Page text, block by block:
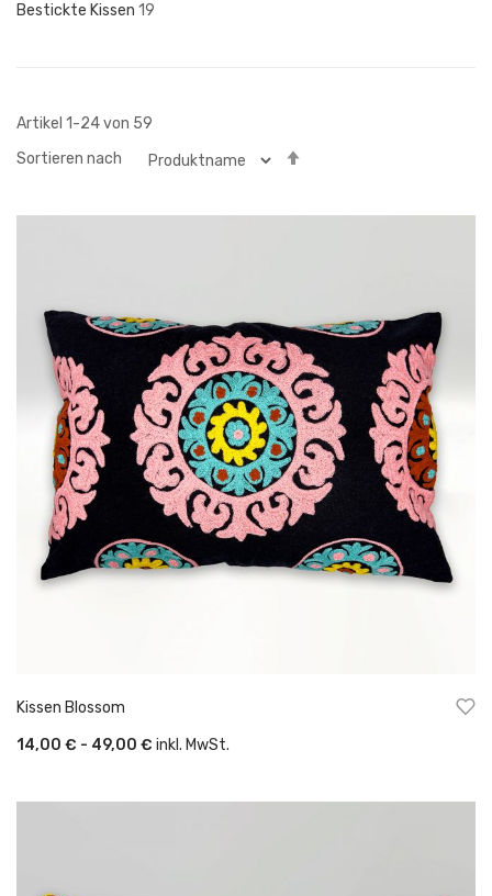
Bestickte Kissen 19
Artikel 1-24von 59
Sortieren nach
Kissen Blossom
14,00 € - 49,00 € inkl. MwSt.